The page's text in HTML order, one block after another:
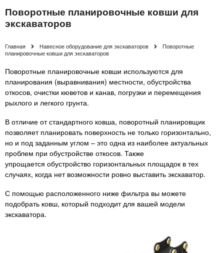
Поворотные планировочные ковши для
экскаваторов
Главная Навесное оборудование для экскаваторов
Поворотные
планировочные ковши для экскаваторов
Поворотные планировочные ковши используются для
планирования (выравнивания) местности, обустройства
откосов, очистки кюветов и канав, погрузки и перемещения
рыхлого и легкого грунта.
В отличие от стандартного ковша, поворотный планировщик
позволяет планировать поверхность не только горизонтально,
но и под заданным углом – это одна из наиболее актуальных
проблем при обустройстве откосов. Также
упрощается обустройство горизонтальных площадок в тех
случаях, когда нет возможности ровно выставить экскаватор.
С помощью расположенного ниже фильтра вы можете
подобрать ковш, который подходит для вашей модели
экскаватора.